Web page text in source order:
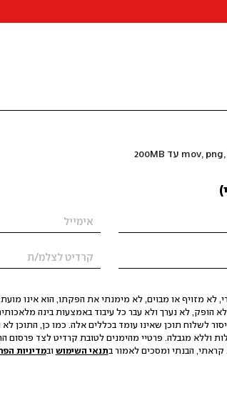
לא מזויף או מבוים, לא מימנתי את הפקתו, הוא אינו
לשלוח תוכן שאינו עומד בכללים אלה. כמו כן, התוכן
וללא מגבלה. פרטיי מהימנים לטובת קרדיט לצד פרסום
הבנתי ומסכים לאמור בתנאי השימוש ובמדיניות